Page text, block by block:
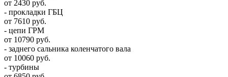
от 2430 руб.
- прокладки ГБЦ
от 7610 руб.
- цепи ГРМ
от 10790 руб.
- заднего сальника коленчатого вала
от 10060 руб.
- турбины